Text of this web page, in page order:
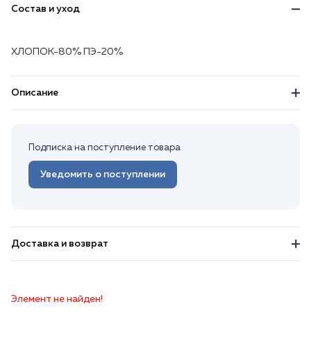
Состав и уход
ХЛОПОК-80% ПЭ-20%
Описание
Подписка на поступление товара
Уведомить о поступлении
Доставка и возврат
Элемент не найден!